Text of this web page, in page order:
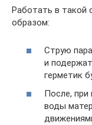
Работать в такой
образом:
Струю
и
герметик
После,
воды